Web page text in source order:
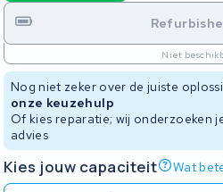
Niet
Nog niet zeker over de juiste
onze keuzehulp
Of kies reparatie; wij onderzoeken
advies
Kies jouw capaciteit Wat